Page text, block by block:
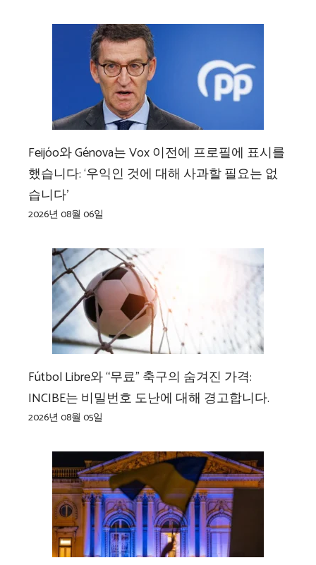
Feijóo와 Génova는 Vox 이전에 프로필에 표시를
했습니다: ‘우익인 것에 대해 사과할 필요는 없
습니다’
2026년 08월 06일
Fútbol Libre와 “무료” 축구의 숨겨진 가격:
INCIBE는 비밀번호 도난에 대해 경고합니다.
2026년 08월 05일